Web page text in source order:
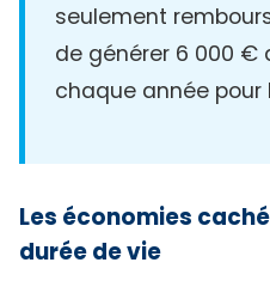
seulement
de générer 6 000 €
chaque année pour
Les économies
durée de vie